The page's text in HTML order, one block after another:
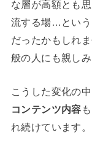
な層が高額とも
流する場…という
だったかもしれ
般の人にも親し
こうした変化の
コンテンツ内容
れ続けています。